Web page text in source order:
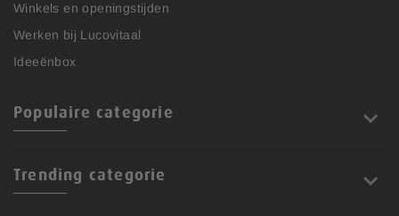
Winkels en openingstijden
Werken bij Lucovitaal
Ideeënbox
Populaire categorie
Trending categorie